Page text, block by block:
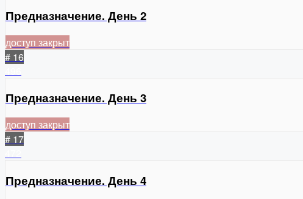
Предназначение. День 2
доступ закрыт
# 16
Предназначение. День 3
доступ закрыт
# 17
Предназначение. День 4